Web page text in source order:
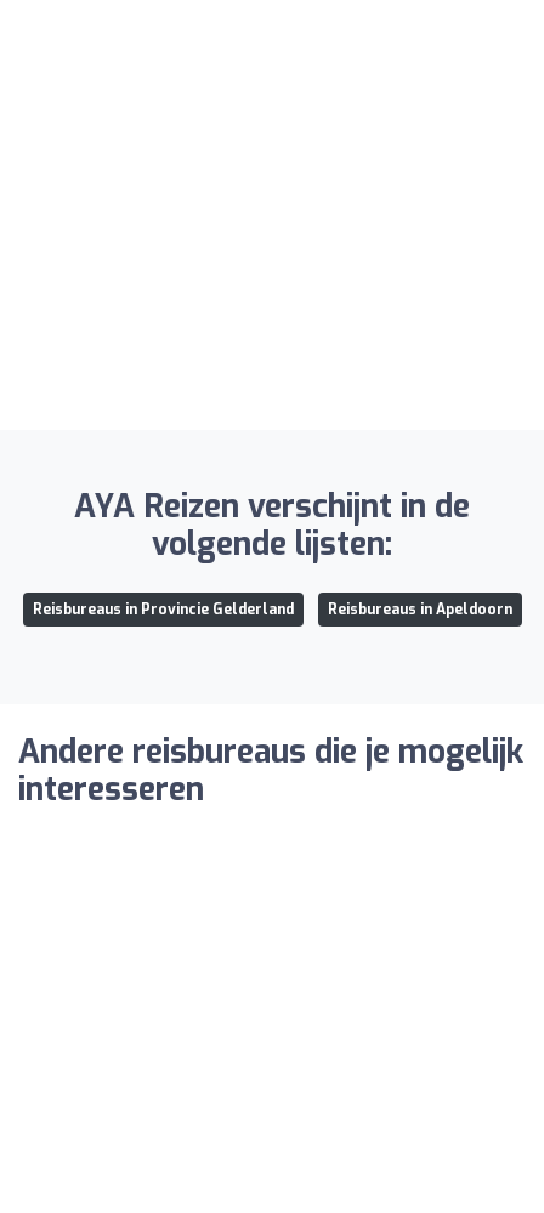
AYA Reizen verschijnt in de
volgende lijsten:
Reisbureaus in Provincie Gelderland Reisbureaus in Apeldoorn
Andere reisbureaus die je mogelijk
interesseren